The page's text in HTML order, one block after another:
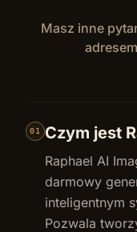
Masz inne
adresem
01 Czym jest
Raphael AI
darmowy
inteligentnym
Pozwala